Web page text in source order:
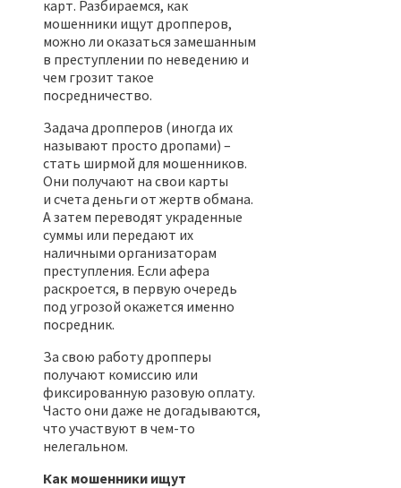
карт. Разбираемся, как
мошенники ищут дропперов,
можно ли оказаться замешанным
в преступлении по неведению и
чем грозит такое
посредничество.
Задача дропперов (иногда их
называют просто дропами) –
стать ширмой для мошенников.
Они получают на свои карты
и счета деньги от жертв обмана.
А затем переводят украденные
суммы или передают их
наличными организаторам
преступления. Если афера
раскроется, в первую очередь
под угрозой окажется именно
посредник.
За свою работу дропперы
получают комиссию или
фиксированную разовую оплату.
Часто они даже не догадываются,
что участвуют в чем-то
нелегальном.
Как мошенники ищут